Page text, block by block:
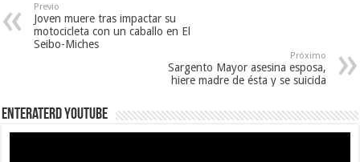
Previo
Joven muere tras impactar su
motocicleta con un caballo en El
Seibo-Miches
Próximo
Sargento Mayor asesina esposa,
hiere madre de ésta y se suicida
EnterateRD YOUTUBE